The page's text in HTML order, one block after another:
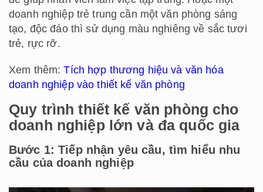
doanh nghiệp trẻ trung cần một văn phòng sáng
tạo, độc đáo thì sử dụng màu nghiêng về sắc tươi
trẻ, rực rỡ.
Xem thêm:Tích hợp thương hiệu và văn hóa
doanh nghiệp vào thiết kế văn phòng
Quy trình thiết kế văn phòng cho
doanh nghiệp lớn và đa quốc gia
Bước 1: Tiếp nhận yêu cầu, tìm hiểu nhu
cầu của doanh nghiệp